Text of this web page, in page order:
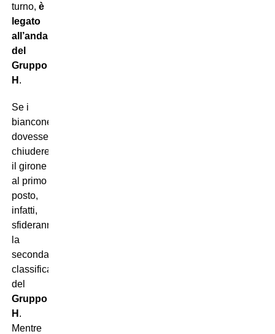
turno, è
legato
all’andamento
del
Gruppo
H .
Se i
bianconeri
dovessero
chiudere
il girone
al primo
posto,
infatti,
sfideranno
la
seconda
classificata
del
Gruppo
H .
Mentre